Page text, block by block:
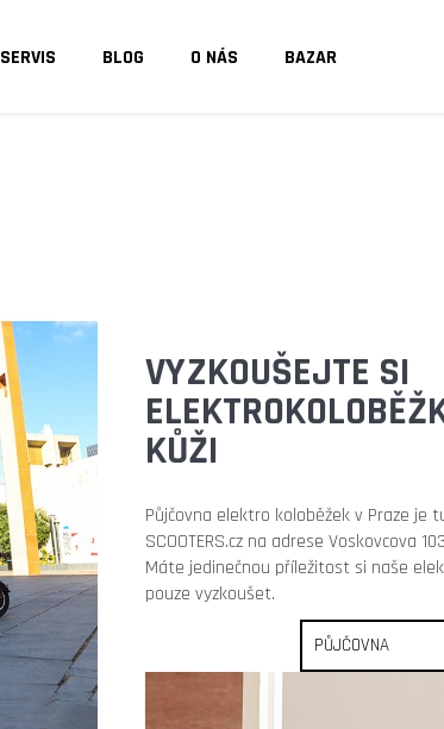
SERVIS BLOG O NÁS BAZAR
VYZKOUŠEJTE SI
KŮŽI
Půjčovna elektro koloběžek v Praze je
SCOOTERS.cz na adrese Voskovcova
Máte jedinečnou příležitost si naše
pouze vyzkoušet.
PŮJČOVNA
elektrokoloběžka mantis 10 eco 800 facelift
v.2 cz edition
33 990 Kč